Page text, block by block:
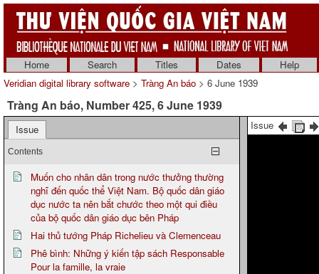
Home Search Titles Dates
Help
Veridian digital library software > Tràng An báo > 6 June 1939
Tràng An báo, Number 425, 6 June 1939
Issue
Contents
Muốn cho nhân dân trong nước thưởng thường
nghĩ đến quốc thể Việt Nam. Bộ quốc dân giáo
dục nước ta nên bắt chước theo một qui điều
của bộ quốc dân giáo dục bên Pháp
Hai thủ tướng Pháp Richelieu và Clemenceau
Phê bình: Những ý kiến tập sách Responsable
Pour la famille, la vraie
Issue